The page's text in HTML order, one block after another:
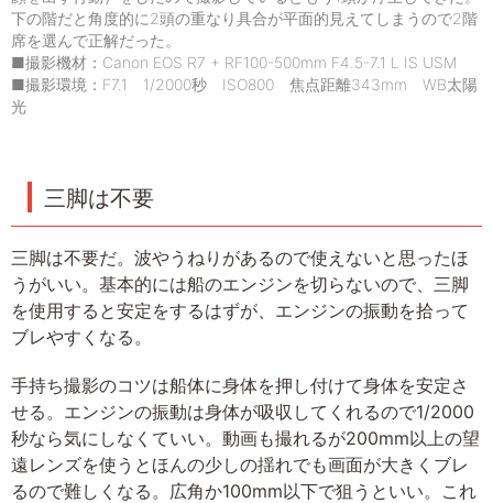
下の階だと角度的に2頭の重なり具合が平面的見えてしまうので2階
席を選んで正解だった。
■撮影機材：Canon EOS R7 + RF100-500mm F4.5-7.1 L IS USM
■撮影環境：F7.1 1/2000秒 ISO800 焦点距離343mm WB太陽
光
三脚は不要
三脚は不要だ。波やうねりがあるので使えないと思ったほ
うがいい。基本的には船のエンジンを切らないので、三脚
を使用すると安定をするはずが、エンジンの振動を拾って
ブレやすくなる。
手持ち撮影のコツは船体に身体を押し付けて身体を安定さ
せる。エンジンの振動は身体が吸収してくれるので1/2000
秒なら気にしなくていい。動画も撮れるが200mm以上の望
遠レンズを使うとほんの少しの揺れでも画面が大きくブレ
るので難しくなる。広角か100mm以下で狙うといい。これ